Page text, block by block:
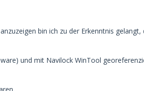
bin ich zu der Erkenntnis
und mit Navilock WinTool